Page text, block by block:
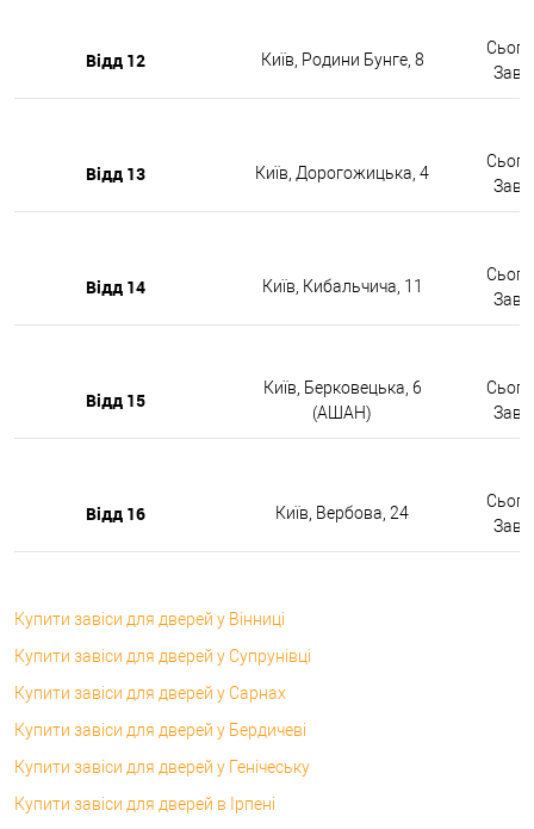
Відд 12 Київ, Родини Бунге, 8
Відд 13 Київ, Дорогожицька, 4
Відд 14 Київ, Кибальчича, 11
Відд 15
Київ, Берковецька, 6
(АШАН)
Відд 16 Київ, Вербова, 24
Купити завіси для дверей у Вінниці
Купити завіси для дверей у Супрунівці
Купити завіси для дверей у Сарнах
Купити завіси для дверей у Бердичеві
Купити завіси для дверей у Генічеську
Купити завіси для дверей в Ірпені